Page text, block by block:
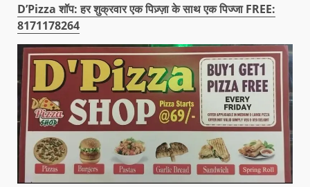
D’Pizza शॉप: हर शुक्रवार एक पिज़्ज़ा के साथ एक पिज्जा FREE:
8171178264